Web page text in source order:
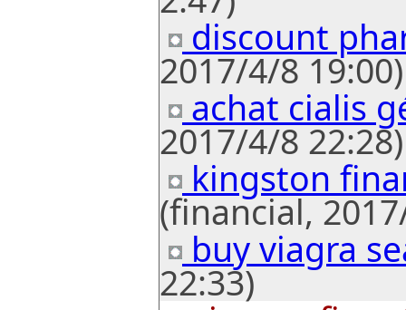
discount
2017/4/8 19:00)
achat cialis
2017/4/8 22:28)
kingston
(financial,
buy viagra
22:33)